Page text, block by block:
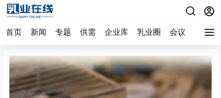
首页 新闻 专题 供需 企业库 乳业圈 会议